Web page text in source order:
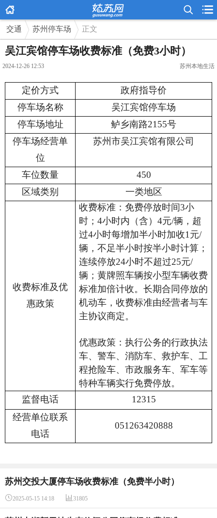
  
交通 苏州停车场 正文
吴江宾馆停车场收费标准（免费3小时）
2024-12-26 12:53 苏州本地生活
定价方式
政府指导价
停车场名称
吴江宾馆停车场
停车场地址
鲈乡南路2155号
停车场经营单
位
苏州市吴江宾馆有限公司
车位数量
450
区域类别
一类地区
收费标准及优
惠政策
收费标准：免费停放时间3小
时；4小时内（含）4元/辆，超
过4小时每增加半小时加收1 元/
辆，不足半小时按半小时计算；
连续停放24小时不超过25元/
辆；黄牌照车辆按小型车辆收费
标准加倍计收。长期合同停放的
机动车，收费标准由经营者与车
主协议商定。
优惠政策：执行公务的行政执法
车、警车、消防车、救护车、工
程抢险车、市政服务车、军车等
特种车辆实行免费停放。
监督电话
12315
经营单位联系
电话
051263420888
苏州交投大厦停车场收费标准（免费半小时）
2025-05-15 14:18  31805